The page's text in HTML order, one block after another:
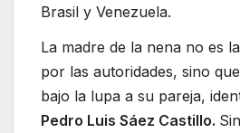
Brasil y Venezuela.
La madre de la nena no es
por las autoridades, sino
bajo la lupa a su pareja,
Pedro Luis Sáez Castillo.